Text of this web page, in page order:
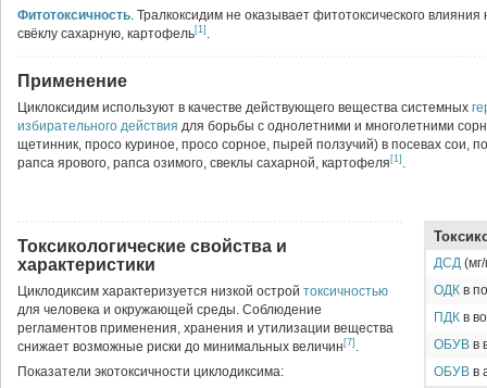
Фитотоксичность. Тралкоксидим не оказывает фитотоксического
свёклу сахарную, картофель[1] .
Применение
Циклоксидим используют в качестве действующего вещества системных
избирательного действия для борьбы с однолетними и многолетними
щетинник, просо куриное, просо сорное, пырей ползучий) в посевах сои,
рапса ярового, рапса озимого, свеклы сахарной, картофеля [1] .
ДСД
ОДК в
ПДК в
ОБУВ в
ОБУВ в
Токсикологические свойства и
характеристики
Циклодиксим характеризуется низкой острой токсичностью
для человека и окружающей среды. Соблюдение
регламентов применения, хранения и утилизации вещества
снижает возможные риски до минимальных величин [7] .
Показатели экотоксичности циклодиксима: